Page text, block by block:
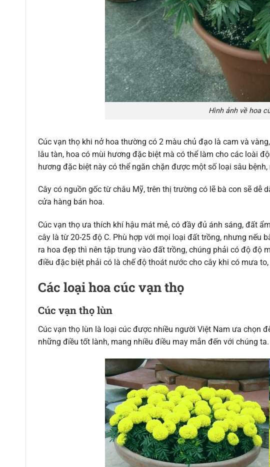
Hình ảnh về hoa
Cúc vạn thọ khi nở hoa thường có 2 màu chủ đạo là cam và
lâu tàn, hoa có mùi hương đặc biệt mà có thể làm cho các loài
hương đặc biệt này có thể ngăn chặn được một số loại sâu
Cây có nguồn gốc từ châu Mỹ, trên thị trường có lẽ bà con sẽ
cửa hàng bán hoa.
Cúc vạn thọ ưa thích khí hậu mát mẻ, có đầy đủ ánh sáng, đất
cây là từ 20-25 độ C. Phù hợp với mọi loại đất trồng, nhưng nếu
ra hoa đẹp thì nên tập trung vào đất trồng, chúng phải có độ độ
điều đặc biệt phải có là chế độ thoát nước cho cây khi có mưa
Các loại hoa cúc vạn thọ
Cúc vạn thọ lùn
Cúc vạn thọ lùn là loại cúc được nhiều người Việt Nam ưa chọn
những điều tốt lành, mang nhiều điều may mắn đến với chúng ta.